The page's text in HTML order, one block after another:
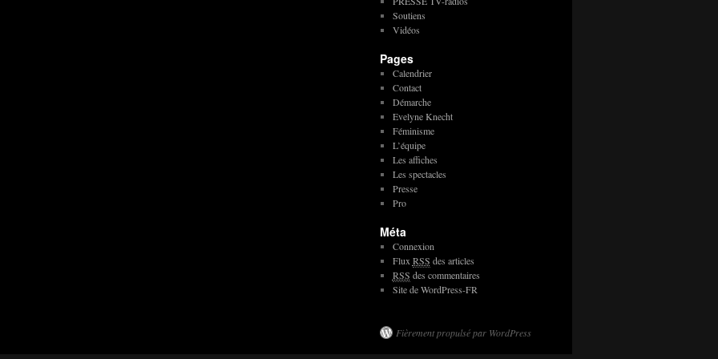
Soutiens
Vidéos
Pages
Calendrier
Contact
Démarche
Evelyne Knecht
Féminisme
L’équipe
Les affiches
Les spectacles
Presse
Pro
Méta
Connexion
Flux RSS des articles
RSS des commentaires
Site de WordPress-FR
Fièrement propulsé par WordPress